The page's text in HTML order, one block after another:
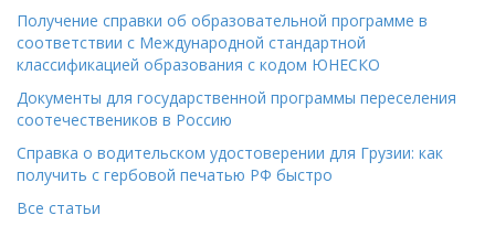
Получение справки об образовательной программе в
соответствии с Международной стандартной
классификацией образования с кодом ЮНЕСКО
Документы для государственной программы переселения
соотечествеников в Россию
Справка о водительском удостоверении для Грузии: как
получить с гербовой печатью РФ быстро
Все статьи